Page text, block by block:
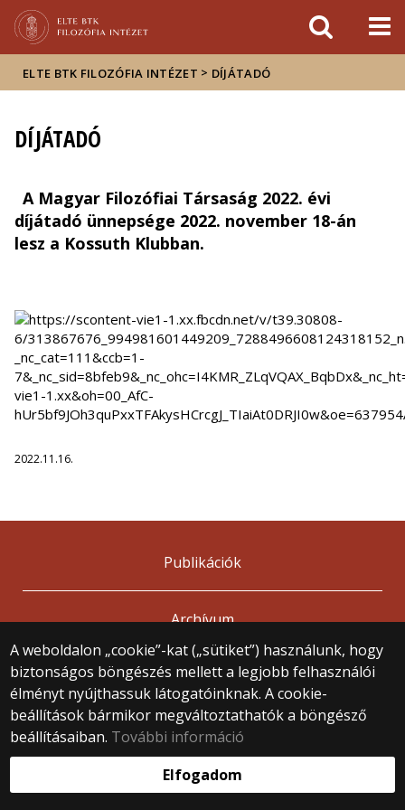
sajtóban
ELTE BTK FILOZÓFIA INTÉZET > DÍJÁTADÓ
DÍJÁTADÓ
A Magyar Filozófiai Társaság 2022. évi
díjátadó ünnepsége 2022. november 18-án
lesz a Kossuth Klubban.
2022.11.16.
A weboldalon „cookie”-kat („sütiket”) használunk, hogy
biztonságos böngészés mellett a legjobb felhasználói
élményt nyújthassuk látogatóinknak. A cookie-
beállítások bármikor megváltoztathatók a böngésző
beállításaiban. További információ
Elfogadom
Publikációk
Archívum
© 2025 Eötvös Loránd Tudományegyetem
Minden jog fenntartva.
1053 Budapest, Egyetem tér 1–3.
Központi telefonszám: +36 1 411 6500
Webfejlesztés: